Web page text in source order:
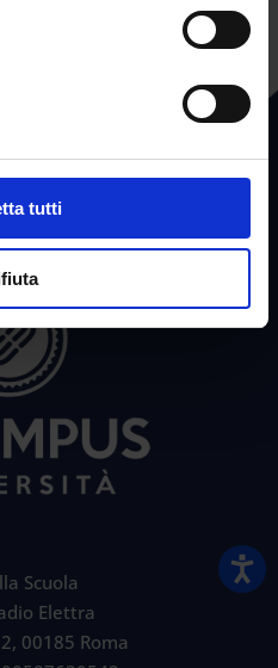
tutti
Scuola
Elettra
00185 Roma